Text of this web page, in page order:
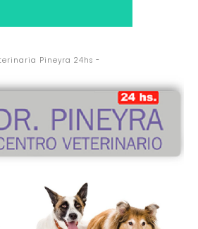
Pineyra 24hs -